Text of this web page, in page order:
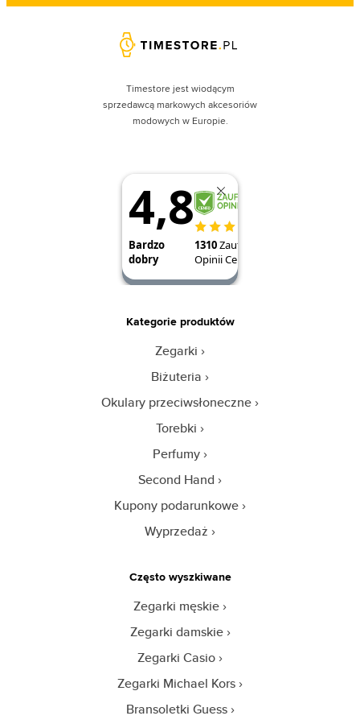
Timestore jest wiodącym
sprzedawcą markowych akcesoriów
modowych w Europie.
Kategorie produktów
Zegarki
Biżuteria
Okulary przeciwsłoneczne
Torebki
Perfumy
Second Hand
Kupony podarunkowe
Wyprzedaż
Często wyszkiwane
Zegarki męskie
Zegarki damskie
Zegarki Casio
Zegarki Michael Kors
Bransoletki Guess